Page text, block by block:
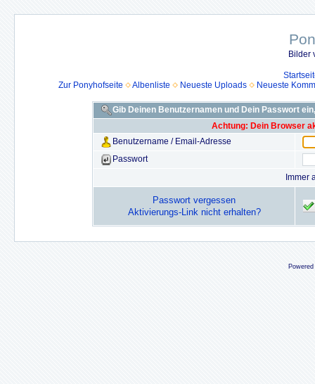
Bilder
Zur Ponyhofseite
Albenliste Neueste Uploads Neueste
Gib Deinen Benutzernamen und Dein Passwort
Achtung: Dein Browser
Benutzername / Email-Adresse
Passwort
Immer
Passwort vergessen
Aktivierungs-Link nicht erhalten?